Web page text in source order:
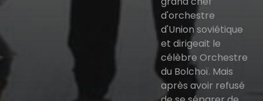
d'orchestre
d'Union soviétique
et dirigeait le
célèbre Orchestre
du Bolchoï. Mais
après avoir refusé